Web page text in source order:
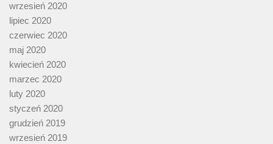
wrzesień 2020
lipiec 2020
czerwiec 2020
maj 2020
kwiecień 2020
marzec 2020
luty 2020
styczeń 2020
grudzień 2019
wrzesień 2019